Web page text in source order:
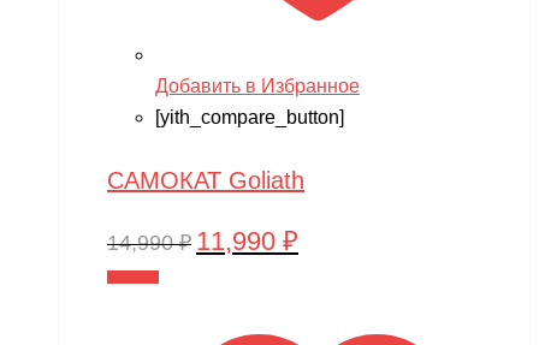
Добавить в Избранное
[yith_compare_button]
САМОКАТ Goliath
14,990₽ Первоначальная
14,990 ₽.
11,990 ₽